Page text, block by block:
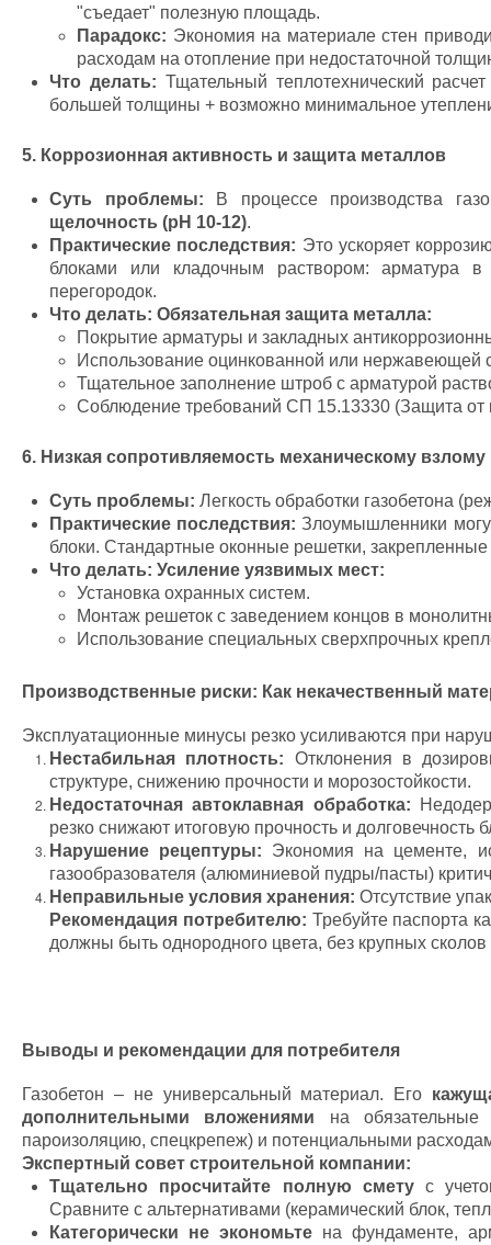
"съедает" полезную площадь.
Парадокс: Экономия на материале стен
расходам на отопление при недостаточной
Что делать: Тщательный теплотехнический
большей толщины + возможно минимальное
5. Коррозионная активность и защита металлов
Суть проблемы: В процессе производства
щелочность (pH 10-12).
Практические последствия: Это ускоряет
блоками или кладочным раствором: арматура
перегородок.
Что делать: Обязательная защита металла:
Покрытие арматуры и закладных
Использование оцинкованной или нержавеющей
Тщательное заполнение штроб с арматурой
Соблюдение требований СП 15.13330 (Защита от
6. Низкая сопротивляемость механическому взлому
Суть проблемы: Легкость обработки газобетона
Практические последствия: Злоумышленники
блоки. Стандартные оконные решетки,
Что делать: Усиление уязвимых мест:
Установка охранных систем.
Монтаж решеток с заведением концов в
Использование специальных сверхпрочных
Производственные риски: Как некачественный
Эксплуатационные минусы резко усиливаются при
Нестабильная плотность: Отклонения в
структуре, снижению прочности и морозостойкости.
Недостаточная автоклавная обработка:
резко снижают итоговую прочность и
Нарушение рецептуры: Экономия на цементе,
газообразователя (алюминиевой пудры/пасты)
Неправильные условия хранения: Отсутствие
Рекомендация потребителю: Требуйте паспорта
должны быть однородного цвета, без крупных
Выводы и рекомендации для потребителя
Газобетон – не универсальный материал. Его
дополнительными вложениями на
пароизоляцию, спецкрепеж) и потенциальными
Экспертный совет строительной компании:
Тщательно просчитайте полную сметус
Сравните с альтернативами (керамический блок,
Категорически не экономьте на фундаменте,